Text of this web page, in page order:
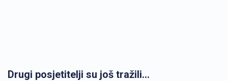
Drugi posjetitelji su još tražili...